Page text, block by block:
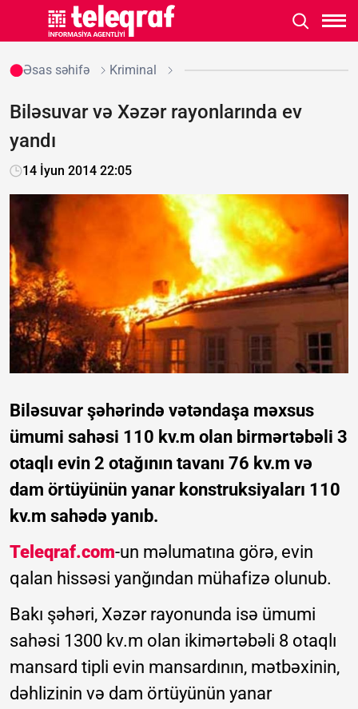
Əsas səhifə Kriminal
Biləsuvar və Xəzər rayonlarında ev
yandı
14 İyun 2014 22:05
Biləsuvar şəhərində vətəndaşa məxsus
ümumi sahəsi 110 kv.m olan birmərtəbəli 3
otaqlı evin 2 otağının tavanı 76 kv.m və
dam örtüyünün yanar konstruksiyaları 110
kv.m sahədə yanıb.
Teleqraf.com-un məlumatına görə, evin
qalan hissəsi yanğından mühafizə olunub.
Bakı şəhəri, Xəzər rayonunda isə ümumi
sahəsi 1300 kv.m olan ikimərtəbəli 8 otaqlı
mansard tipli evin mansardının, mətbəxinin,
dəhlizinin və dam örtüyünün yanar